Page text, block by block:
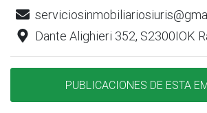
Dante Alighieri 352, S2300IOK
PUBLICACIONES DE ESTA